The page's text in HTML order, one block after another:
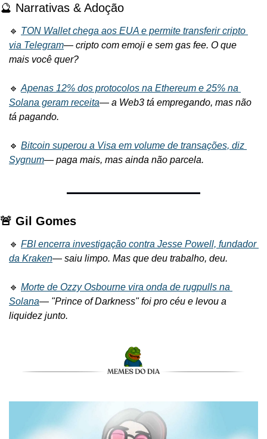
🔮 Narrativas & Adoção
🔹 TON Wallet chega aos EUA e permite transferir cripto
via Telegram— cripto com emoji e sem gas fee. O que
mais você quer?
🔹 Apenas 12% dos protocolos na Ethereum e 25% na
Solana geram receita— a Web3 tá empregando, mas não
tá pagando.
🔹 Bitcoin superou a Visa em volume de transações, diz
Sygnum— paga mais, mas ainda não parcela.
🚨 Gil Gomes
🔹 FBI encerra investigação contra Jesse Powell, fundador
da Kraken— saiu limpo. Mas que deu trabalho, deu.
🔹 Morte de Ozzy Osbourne vira onda de rugpulls na
Solana— "Prince of Darkness" foi pro céu e levou a
liquidez junto.